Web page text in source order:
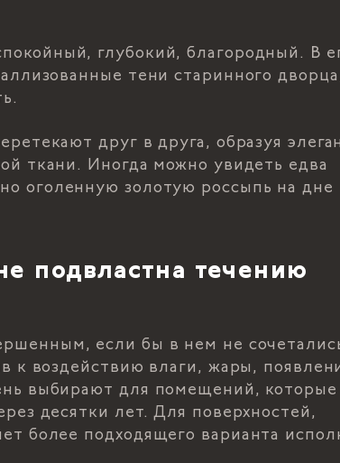
глубокий, благородный. В
тени старинного
друг в друга, образуя
ткани. Иногда можно увидеть едва
оголенную золотую россыпь на дне
подвластна течению
если бы в нем не
к воздействию влаги, жары,
выбирают для помещений, которые
десятки лет. Для поверхностей,
более подходящего варианта